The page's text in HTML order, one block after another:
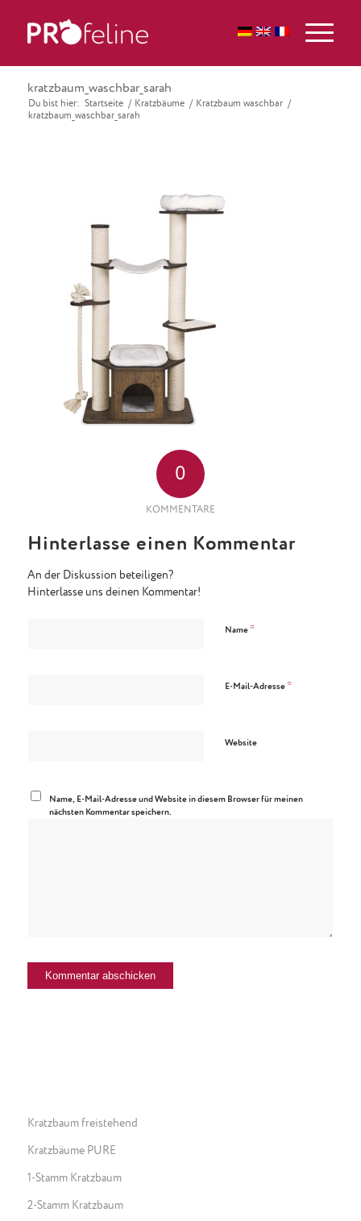
kratzbaum_waschbar_sarah
Du bist hier: Startseite / Kratzbäume / Kratzbaum waschbar /
kratzbaum_waschbar_sarah
0
KOMMENTARE
Hinterlasse einen Kommentar
An der Diskussion beteiligen?
Hinterlasse uns deinen Kommentar!
Name *
E-Mail-Adresse *
Website
Name, E-Mail-Adresse und Website in diesem Browser für meinen
nächsten Kommentar speichern.
Kratzbaum freistehend
Kratzbäume PURE
1-Stamm Kratzbaum
2-Stamm Kratzbaum